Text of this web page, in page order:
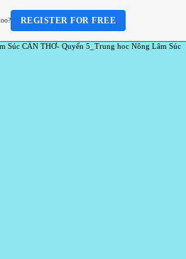
Súc CẦN THƠ- Quyển 5_Trung hoc Nông Lâm Súc
REGISTER FOR FREE